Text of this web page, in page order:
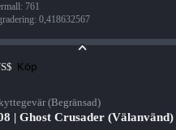
: 761
: 0,418632567
Köp
(Begränsad)
| Ghost Crusader (Välanvänd)